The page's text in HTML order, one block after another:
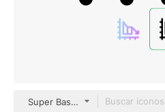
Super Basic Rounded Lineal